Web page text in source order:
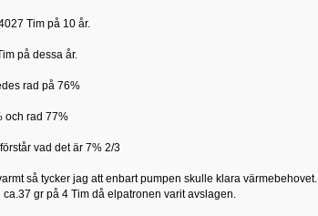
Tim på 10 år.
på dessa år.
rad på 76%
och rad 77%
vad det är 7% 2/3
så tycker jag att enbart pumpen skulle klara värmebehovet.
gr på 4 Tim då elpatronen varit avslagen.